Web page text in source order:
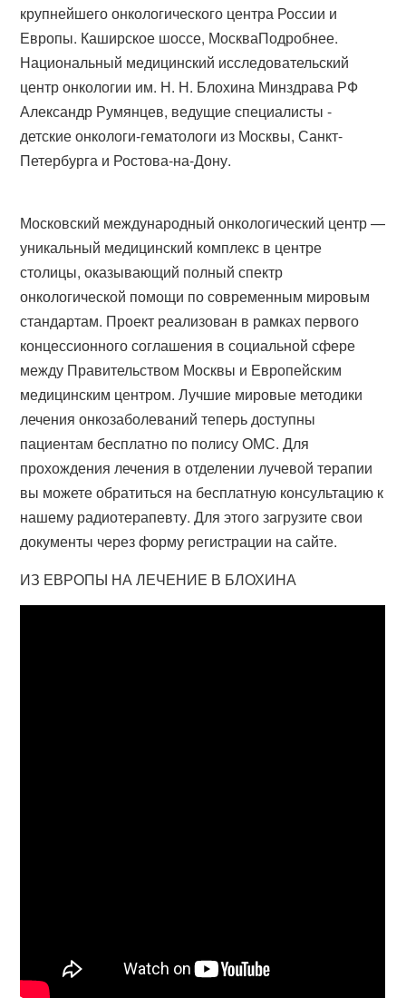
крупнейшего онкологического центра России и
Европы. Каширское шоссе, Москва​Подробнее.
Национальный медицинский исследовательский
центр онкологии им. Н. Н. Блохина Минздрава РФ
Александр Румянцев, ведущие специалисты -
детские онкологи-гематологи из Москвы, Санкт-
Петербурга и Ростова-на-​Дону.
Московский международный онкологический центр —
уникальный медицинский комплекс в центре
столицы, оказывающий полный спектр
онкологической помощи по современным мировым
стандартам. Проект реализован в рамках первого
концессионного соглашения в социальной сфере
между Правительством Москвы и Европейским
медицинским центром. Лучшие мировые методики
лечения онкозаболеваний теперь доступны
пациентам бесплатно по полису ОМС. Для
прохождения лечения в отделении лучевой терапии
вы можете обратиться на бесплатную консультацию к
нашему радиотерапевту. Для этого загрузите свои
документы через форму регистрации на сайте.
ИЗ ЕВРОПЫ НА ЛЕЧЕНИЕ В БЛОХИНА